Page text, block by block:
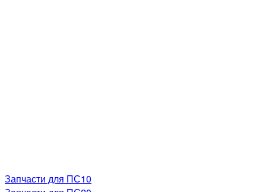
Запчасти для ПС10